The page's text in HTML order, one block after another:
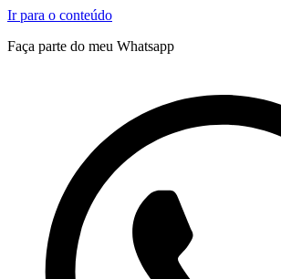
Ir para o conteúdo
Faça parte do meu Whatsapp